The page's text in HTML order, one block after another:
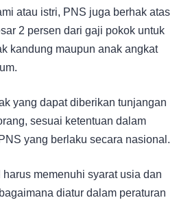
atau istri, PNS juga berhak atas
2 persen dari gaji pokok untuk
kandung maupun anak angkat
yang dapat diberikan tunjangan
sesuai ketentuan dalam
yang berlaku secara nasional.
memenuhi syarat usia dan
diatur dalam peraturan